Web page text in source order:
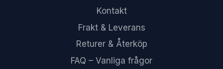
Kontakt
Frakt & Leverans
Returer & Återköp
FAQ – Vanliga frågor